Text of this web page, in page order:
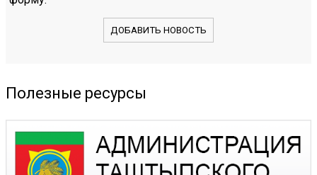
ДОБАВИТЬ НОВОСТЬ
Полезные ресурсы